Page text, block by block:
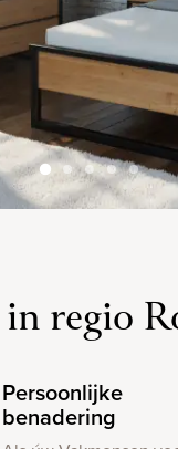
regio
Persoonlijke
benadering